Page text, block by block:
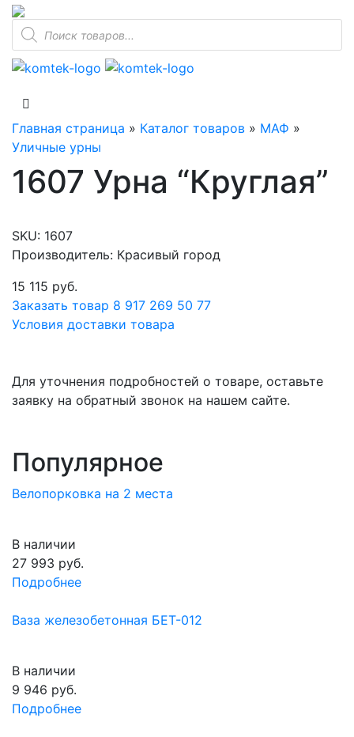
Поиск
товаров
Главная страница » Каталог товаров » МАФ »
Уличные урны
Для уточнения подробностей о товаре, оставьте
заявку на обратный звонок на нашем сайте.
1607 Урна “Круглая”
SKU: 1607
Производитель: Красивый город
15 115 руб.
Заказать товар 8 917 269 50 77
Условия доставки товара
Популярное
Велопорковка на 2 места
В наличии
27 993 руб.
Подробнее
Ваза железобетонная БЕТ-012
В наличии
9 946 руб.
Подробнее